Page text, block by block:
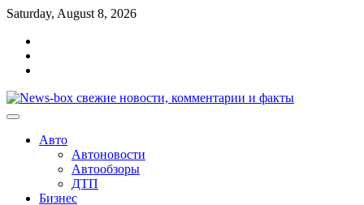
Перейти
содержимому
Saturday, August 8, 2026
Авто
Автоновости
Автообзоры
ДТП
Бизнес